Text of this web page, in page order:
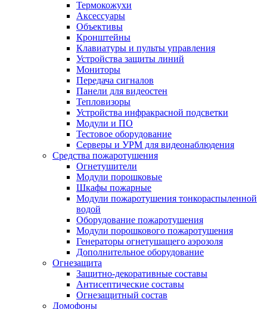
Термокожухи
Аксессуары
Объективы
Кронштейны
Клавиатуры и пульты управления
Устройства защиты линий
Мониторы
Передача сигналов
Панели для видеостен
Тепловизоры
Устройства инфракрасной подсветки
Модули и ПО
Тестовое оборудование
Серверы и УРМ для видеонаблюдения
Средства пожаротушения
Огнетушители
Модули порошковые
Шкафы пожарные
Модули пожаротушения тонкораспыленной
водой
Оборудование пожаротушения
Модули порошкового пожаротушения
Генераторы огнетушащего аэрозоля
Дополнительное оборудование
Огнезащита
Защитно-декоративные составы
Антисептические составы
Огнезащитный состав
Домофоны